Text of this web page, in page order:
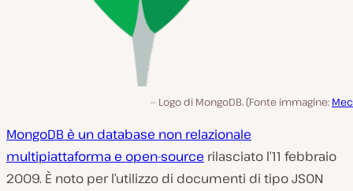
Logo di MongoDB. (Fonte immagine:
MongoDB è un database non relazionale
multipiattaforma e open-source rilasciato l’11 febbraio
2009. È noto per l’utilizzo di documenti di tipo JSON